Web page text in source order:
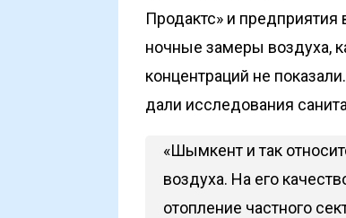
Продактс» и предприятия
ночные замеры воздуха,
концентраций не
дали исследования
«Шымкент и так
воздуха. На его
отопление частного